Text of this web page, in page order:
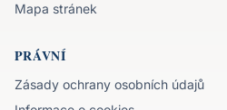
Mapa stránek
PRÁVNÍ
Zásady ochrany osobních údajů